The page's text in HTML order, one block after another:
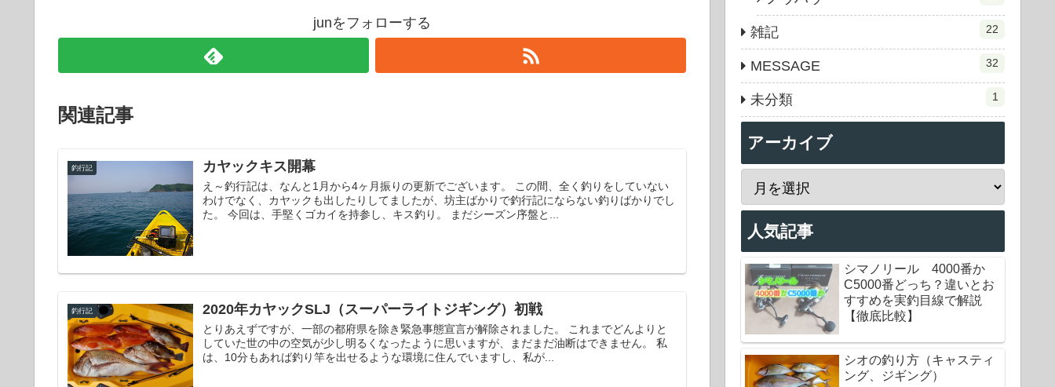
junをフォローする
関連記事
釣行記 カヤックキス開幕
え～釣行記は、なんと1月から4ヶ月振りの更新でございます。 この間、全く釣りをしていない
わけでなく、カヤックも出したりしてましたが、坊主ばかりで釣行記にならない釣りばかりでし
た。 今回は、手堅くゴカイを持参し、キス釣り。 まだシーズン序盤と...
釣行記 2020年カヤックSLJ（スーパーライトジギング）初戦
とりあえずですが、一部の都府県を除き緊急事態宣言が解除されました。 これまでどんよりと
していた世の中の空気が少し明るくなったように思いますが、まだまだ油断はできません。 私
は、10分もあれば釣り竿を出せるような環境に住んでいますし、私が...
雑記 22
MESSAGE 32
未分類 1
アーカイブ
人気記事
シマノリール 4000番か
C5000番どっち？違いとお
すすめを実釣目線で解説
【徹底比較】
シオの釣り方（キャスティ
ング、ジギング）